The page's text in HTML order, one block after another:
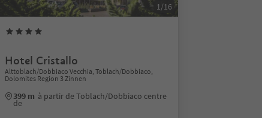
1/16
Hotel Cristallo
Alttoblach/Dobbiaco Vecchia, Toblach/Dobbiaco,
Dolomites Region 3 Zinnen
399 m à partir de Toblach/Dobbiaco centre
de